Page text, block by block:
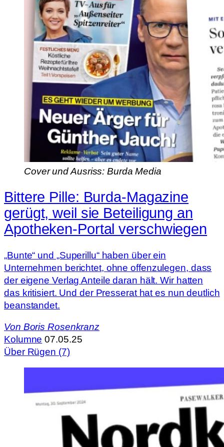
Cover und Ausriss: Burda Media
Bittere Pille: Burda-Magazine
gerügt, weil sie Beteiligung an
Apotheken-Portal verschwiegen
„Bunte“ und „Superillu“ haben über ein
Unternehmen berichtet, ohne offenzulegen, dass
der eigene Verlag Anteile daran hält. Wir hatten
das kritisiert. Und der Presserat hat es nun deutlich
beanstandet.
Von Boris Rosenkranz
Kolumne 07.05.25
Über Rügen (7)